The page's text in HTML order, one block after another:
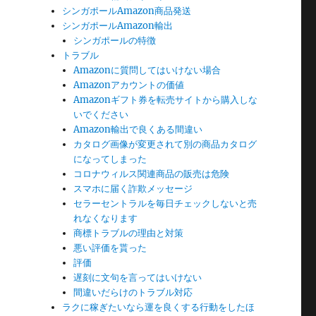
シンガポールAmazon商品発送
シンガポールAmazon輸出
シンガポールの特徴
トラブル
Amazonに質問してはいけない場合
Amazonアカウントの価値
Amazonギフト券を転売サイトから購入しな
いでください
Amazon輸出で良くある間違い
カタログ画像が変更されて別の商品カタログ
になってしまった
コロナウィルス関連商品の販売は危険
スマホに届く詐欺メッセージ
セラーセントラルを毎日チェックしないと売
れなくなります
商標トラブルの理由と対策
悪い評価を貰った
評価
遅刻に文句を言ってはいけない
間違いだらけのトラブル対応
ラクに稼ぎたいなら運を良くする行動をしたほ